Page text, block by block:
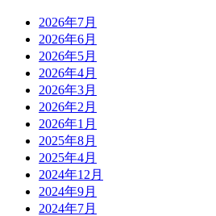
2026年7月
2026年6月
2026年5月
2026年4月
2026年3月
2026年2月
2026年1月
2025年8月
2025年4月
2024年12月
2024年9月
2024年7月